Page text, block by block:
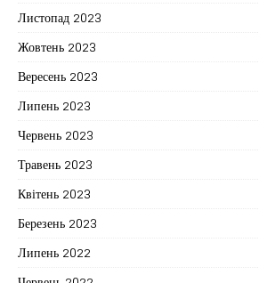
Листопад 2023
Жовтень 2023
Вересень 2023
Липень 2023
Червень 2023
Травень 2023
Квітень 2023
Березень 2023
Липень 2022